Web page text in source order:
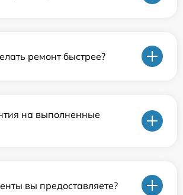
ремонт быстрее?
на выполненные
вы предоставляете?